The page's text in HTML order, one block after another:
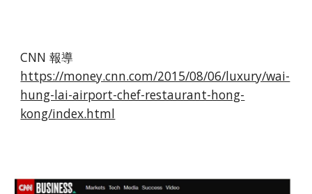
CNN 報導
https://money.cnn.com/2015/08/06/luxury/wai-
hung-lai-airport-chef-restaurant-hong-
kong/index.html